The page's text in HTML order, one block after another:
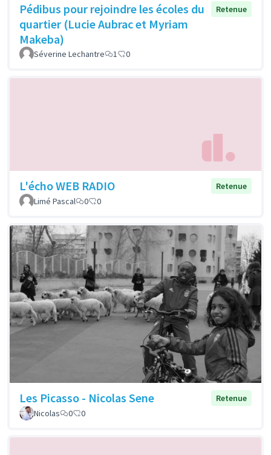
Pédibus pour rejoindre les écoles du
quartier (Lucie Aubrac et Myriam
Makeba)
Retenue
Séverine Lechantre 1 0
L'écho WEB RADIO
Retenue
Limé Pascal
0 0
Les Picasso - Nicolas Sene
Retenue
Nicolas
0 0